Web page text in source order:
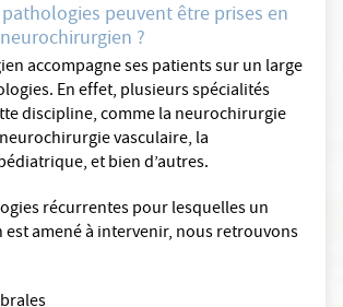
peuvent être prises en
?
accompagne ses patients sur un large
En effet, plusieurs spécialités
discipline, comme la neurochirurgie
vasculaire, la
et bien d’autres.
récurrentes pour lesquelles un
amené à intervenir, nous retrouvons